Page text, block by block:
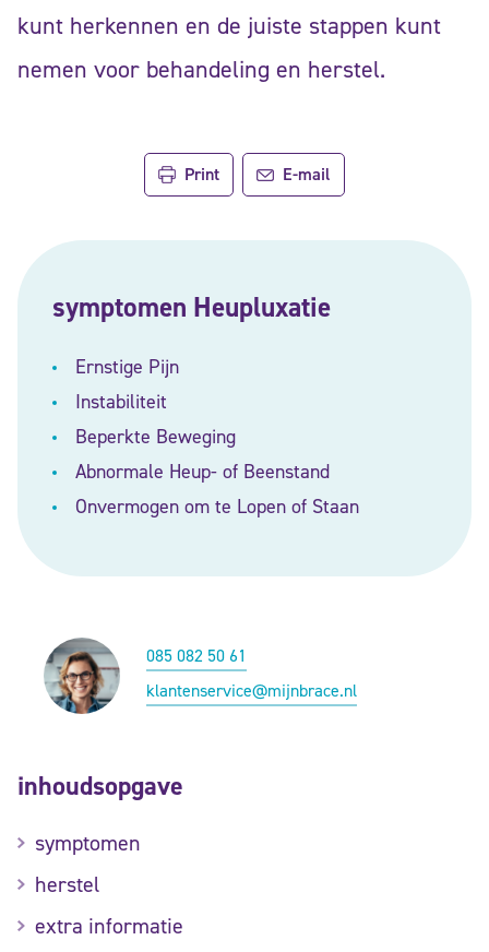
kunt herkennen en de juiste stappen kunt
nemen voor behandeling en herstel.
Print E-mail
symptomen Heupluxatie
Ernstige Pijn
Instabiliteit
Beperkte Beweging
Abnormale Heup- of Beenstand
Onvermogen om te Lopen of Staan
085 082 50 61
klantenservice@mijnbrace.nl
inhoudsopgave
symptomen
herstel
extra informatie